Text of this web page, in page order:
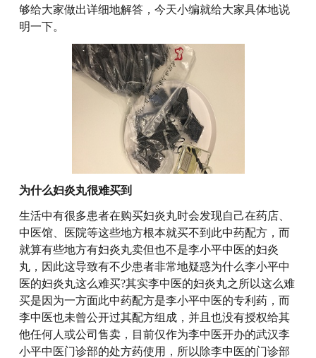
够给大家做出详细地解答，今天小编就给大家具体地说
明一下。
为什么妇炎丸很难买到
生活中有很多患者在购买妇炎丸时会发现自己在药店、
中医馆、医院等这些地方根本就买不到此中药配方，而
就算有些地方有妇炎丸卖但也不是李小平中医的妇炎
丸，因此这导致有不少患者非常地疑惑为什么李小平中
医的妇炎丸这么难买?其实李中医的妇炎丸之所以这么难
买是因为一方面此中药配方是李小平中医的专利药，而
李中医也未曾公开过其配方组成，并且也没有授权给其
他任何人或公司售卖，目前仅作为李中医开办的武汉李
小平中医门诊部的处方药使用，所以除李中医的门诊部